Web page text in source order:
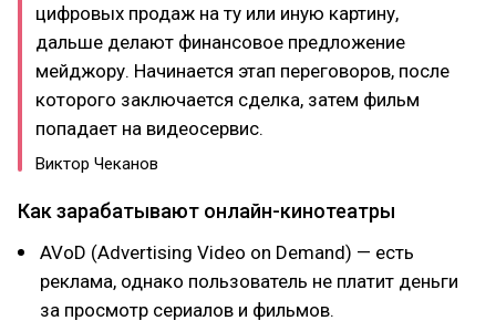
цифровых продаж на ту или иную картину,
дальше делают финансовое предложение
мейджору. Начинается этап переговоров, после
которого заключается сделка, затем фильм
попадает на видеосервис.
Виктор Чеканов
Как зарабатывают онлайн-кинотеатры
AVoD (Advertising Video on Demand) — есть
реклама, однако пользователь не платит деньги
за просмотр сериалов и фильмов.